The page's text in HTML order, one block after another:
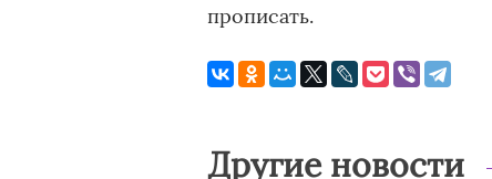
прописать.
Другие новости